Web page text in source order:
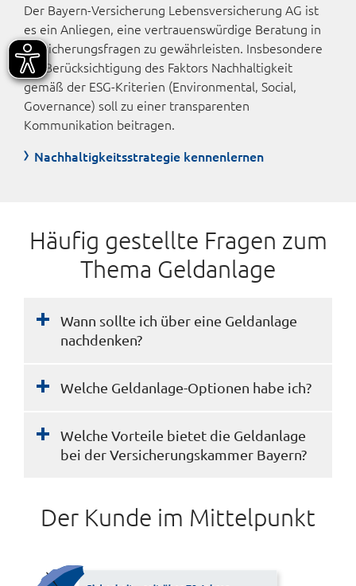
Der Bayern-Versicherung Lebensversicherung AG ist
es ein Anliegen, eine vertrauenswürdige Beratung in
Versicherungsfragen zu gewährleisten. Insbesondere
die Berück­sichti­gung des Faktors Nach­haltig­keit
gemäß der ESG-Kriterien (Environmental, Social,
Governance) soll zu einer transparenten
Kommunikation beitragen.
Nachhaltigkeitsstrategie kennenlernen
Häufig gestellte Fragen zum
Thema Geldanlage
Wann sollte ich über eine Geldanlage
nachdenken?
Welche Geldanlage-Optionen habe ich?
Welche Vorteile bietet die Geldanlage
bei der Versicherungskammer Bayern?
Der Kunde im Mittelpunkt